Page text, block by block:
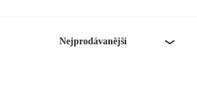
Nejprodávanější